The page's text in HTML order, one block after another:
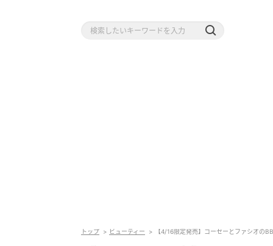
トップ ビューティー 【4/16限定発売】コーセーとファシオの